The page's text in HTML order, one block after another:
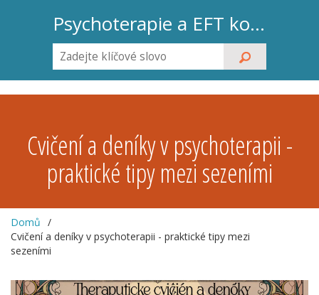
Psychoterapie a EFT koučink
Cvičení a deníky v psychoterapii -
praktické tipy mezi sezeními
Domů
Cvičení a deníky v psychoterapii - praktické tipy mezi
sezeními